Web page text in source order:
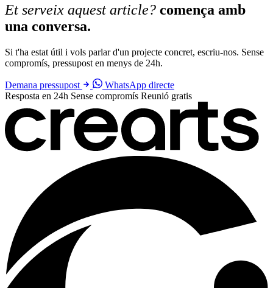
Et serveix aquest article? comença amb
una conversa.
Si t'ha estat útil i vols parlar d'un projecte concret, escriu-nos. Sense
compromís, pressupost en menys de 24h.
Demana pressupost
WhatsApp directe
Resposta en 24h Sense compromís Reunió gratis